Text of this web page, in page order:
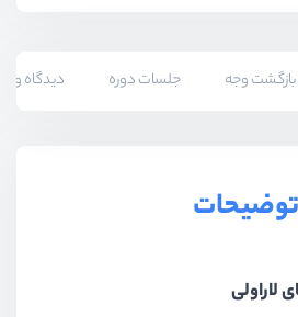
بازگشت وجه جلسات دوره دیدگاه و
توضیحات
لاراولی